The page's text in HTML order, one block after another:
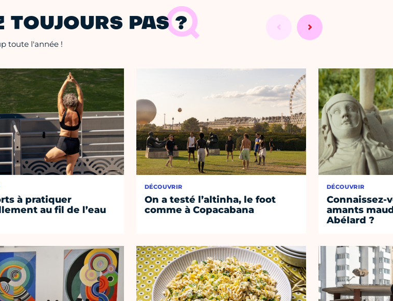
TOUJOURS PAS ?
toute l'année !
à pratiquer
au fil de l’eau
DÉCOUVRIR
On a testé l’altinha, le foot
comme à Copacabana
DÉCOUVRIR
Connaissez-
amants
Abélard ?